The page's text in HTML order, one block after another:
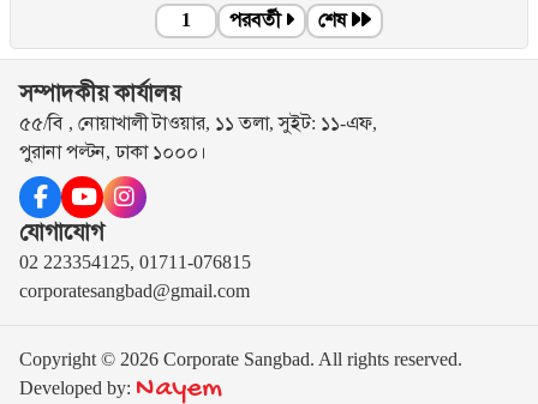
1 পরবর্তী শেষ
সম্পাদকীয় কার্যালয়
৫৫/বি , নোয়াখালী টাওয়ার, ১১ তলা, সুইট: ১১-এফ,
পুরানা পল্টন, ঢাকা ১০০০।
যোগাযোগ
02 223354125, 01711-076815
corporatesangbad@gmail.com
Copyright © 2026 Corporate Sangbad. All rights reserved.
Developed by: Nayem